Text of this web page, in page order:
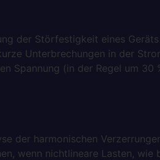
der Störfestigkeit eines
Unterbrechungen in der
Spannung (in der Regel um
der harmonischen
wenn nichtlineare Lasten,